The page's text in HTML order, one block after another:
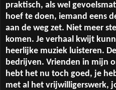
praktisch, als wel
hoef te doen, iemand eens
aan de weg zet. Niet meer
komen. Je verhaal kwijt
heerlijke muziek luisteren.
bedrijven. Vrienden in mijn
hebt het nu toch goed, je
met al het vrijwilligerswerk,